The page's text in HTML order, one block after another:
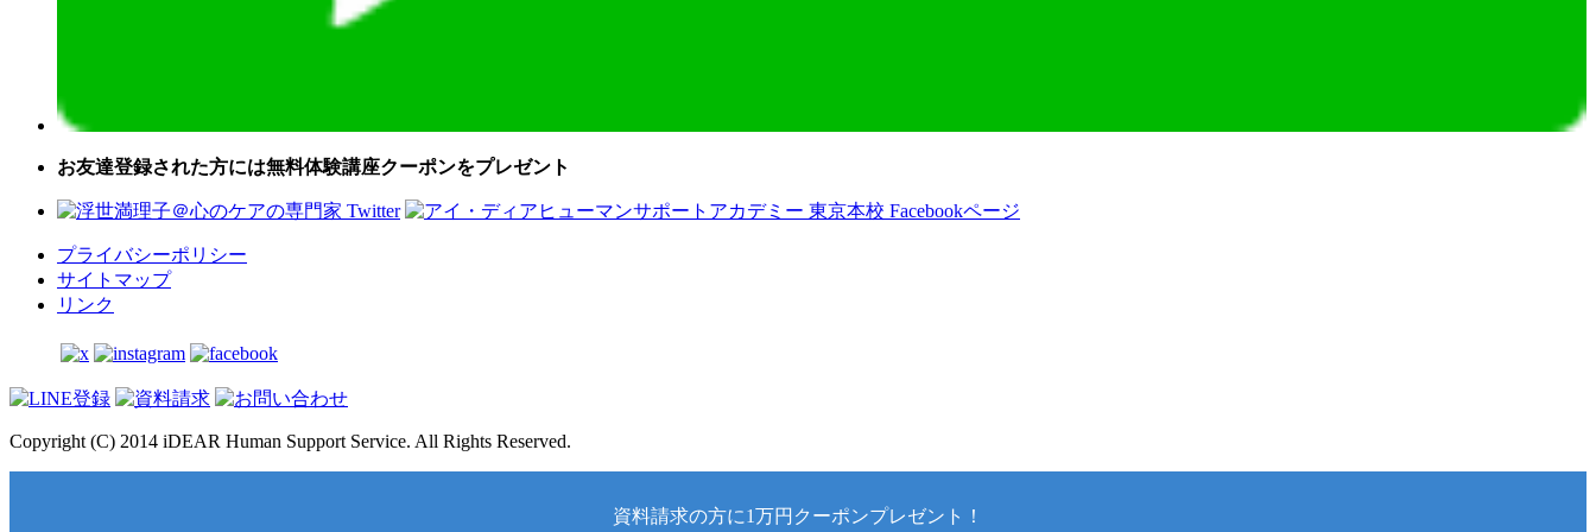
お友達登録された方には無料体験講座クーポンをプレゼント
プライバシーポリシー
サイトマップ
リンク
Copyright (C) 2014 iDEAR Human Support Service. All Rights Reserved.
資料請求の方に1万円クーポンプレゼント！